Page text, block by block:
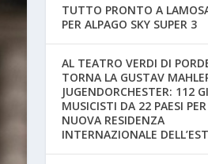
TUTTO PRONTO A
PER ALPAGO SKY SUPER 3
AL TEATRO VERDI DI
TORNA LA GUSTAV
JUGENDORCHESTER: 112
MUSICISTI DA 22 PAESI
NUOVA RESIDENZA
INTERNAZIONALE